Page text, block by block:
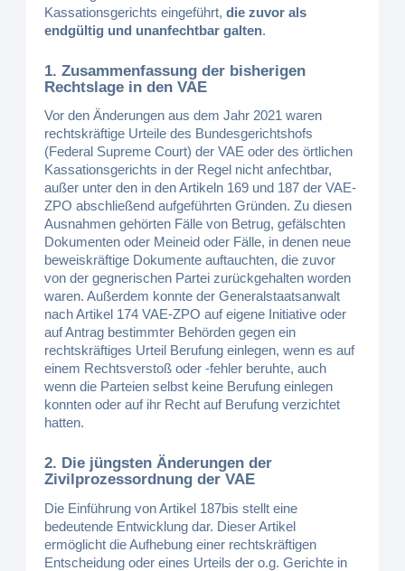
Kassationsgerichts eingeführt,die zuvor als
endgültig und unanfechtbar galten.
1. Zusammenfassung der bisherigen
Rechtslage in den VAE
Vor den Änderungen aus dem Jahr 2021 waren
rechtskräftige Urteile des Bundesgerichtshofs
(Federal Supreme Court) der VAE oder des örtlichen
Kassationsgerichts in der Regel nicht anfechtbar,
außer unter den in den Artikeln 169 und 187 der VAE-
ZPO abschließend aufgeführten Gründen. Zu diesen
Ausnahmen gehörten Fälle von Betrug, gefälschten
Dokumenten oder Meineid oder Fälle, in denen neue
beweiskräftige Dokumente auftauchten, die zuvor
von der gegnerischen Partei zurückgehalten worden
waren. Außerdem konnte der Generalstaatsanwalt
nach Artikel 174 VAE-ZPO auf eigene Initiative oder
auf Antrag bestimmter Behörden gegen ein
rechtskräftiges Urteil Berufung einlegen, wenn es auf
einem Rechtsverstoß oder -fehler beruhte, auch
wenn die Parteien selbst keine Berufung einlegen
konnten oder auf ihr Recht auf Berufung verzichtet
hatten.
2. Die jüngsten Änderungen der
Zivilprozessordnung der VAE
Die Einführung von Artikel 187bis stellt eine
bedeutende Entwicklung dar. Dieser Artikel
ermöglicht die Aufhebung einer rechtskräftigen
Entscheidung oder eines Urteils der o.g. Gerichte in